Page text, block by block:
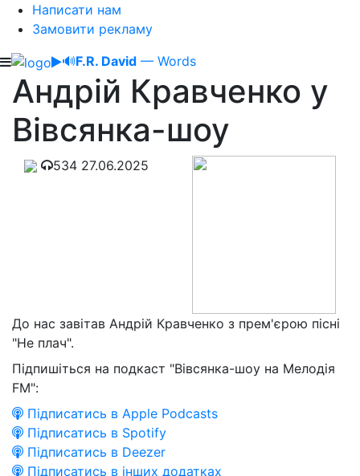
Написати нам
Замовити рекламу
🔊F.R. David — Words
Андрій Кравченко у
Вівсянка-шоу
534 27.06.2025
До нас завітав Андрій Кравченко з прем'єрою пісні
"Не плач".
Підпишіться на подкаст "Вівсянка-шоу на Мелодія
FM":
Підписатись в Apple Podcasts
Підписатись в Spotify
Підписатись в Deezer
Підписатись в інших додатках